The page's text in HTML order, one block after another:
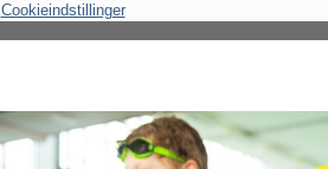
Cookieindstillinger